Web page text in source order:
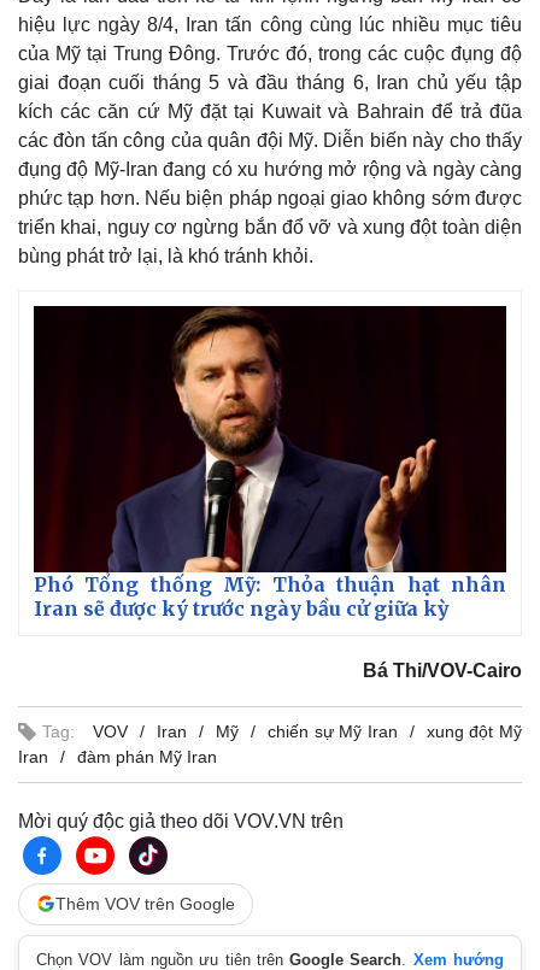
Thế giới
Multimedia
hiệu lực ngày 8/4, Iran tấn công cùng lúc nhiều mục tiêu
của Mỹ tại Trung Đông. Trước đó, trong các cuộc đụng độ
giai đoạn cuối tháng 5 và đầu tháng 6, Iran chủ yếu tập
kích các căn cứ Mỹ đặt tại Kuwait và Bahrain để trả đũa
các đòn tấn công của quân đội Mỹ. Diễn biến này cho thấy
đụng độ Mỹ-Iran đang có xu hướng mở rộng và ngày càng
phức tạp hơn. Nếu biện pháp ngoại giao không sớm được
triển khai, nguy cơ ngừng bắn đổ vỡ và xung đột toàn diện
bùng phát trở lại, là khó tránh khỏi.
Phó Tổng thống Mỹ: Thỏa thuận hạt nhân
Iran sẽ được ký trước ngày bầu cử giữa kỳ
Bá Thi/VOV-Cairo
Tag: VOV Iran Mỹ chiến sự Mỹ Iran
xung đột Mỹ
Iran
đàm phán Mỹ Iran
Mời quý độc giả theo dõi VOV.VN trên
Thêm VOV trên Google
Chọn VOV làm nguồn ưu tiên trênGoogle Search
Xem hướng